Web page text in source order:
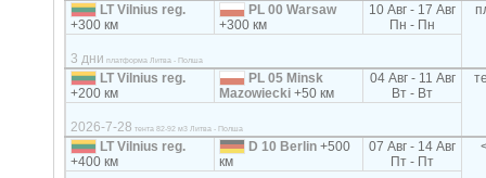
LT Vilnius reg.
+300 км
PL 00 Warsaw
+300 км
10 Авг - 17 Авг
Пн - Пн
3 дни платформа Литва - Полша
LT Vilnius reg.
+200 км
PL 05 Minsk
Mazowiecki+50 км
04 Авг - 11 Авг
Вт - Вт
2026-7-28 тента 82-92 м3 Литва - Полша
LT Vilnius reg.
+400 км
D 10 Berlin+500
км
07 Авг - 14 Авг
Пт - Пт